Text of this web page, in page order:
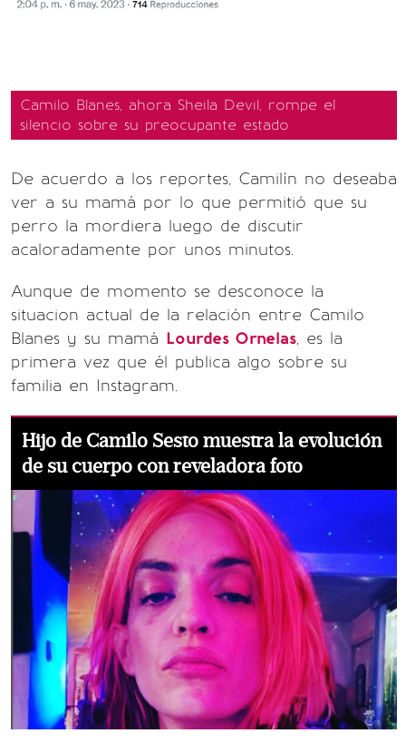
Camilo Blanes, ahora Sheila Devil, rompe el
silencio sobre su preocupante estado
De acuerdo a los reportes, Camilín no deseaba
ver a su mamá por lo que permitió que su
perro la mordiera luego de discutir
acaloradamente por unos minutos.
Aunque de momento se desconoce la
situacion actual de la relación entre Camilo
Blanes y su mamá Lourdes Ornelas, es la
primera vez que él publica algo sobre su
familia en Instagram.
Hijo de Camilo Sesto muestra la evolución
de su cuerpo con reveladora foto